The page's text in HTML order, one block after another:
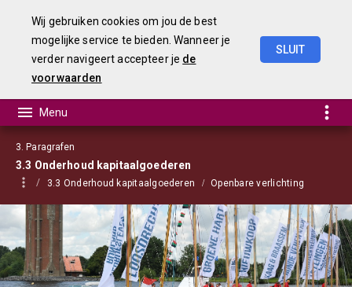
3. Paragrafen
3.3 Onderhoud kapitaalgoederen
3.3 Onderhoud kapitaalgoederen Openbare verlichting
Wij gebruiken cookies om jou de best
mogelijke service te bieden. Wanneer je
verder navigeert accepteer je de
voorwaarden
SLUIT